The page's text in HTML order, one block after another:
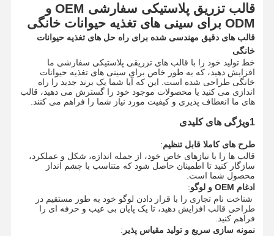
قالب تزریق پلاستیکی سفارشی OEM و
ODM برای سینی های تغذیه حیوانات خانگی
قالب های دقیق مهندسی شده برای راه حل های تغذیه حیوانات
خانگی
خط تولید خود را با قالب های تزریقی پلاستیکی سفارشی ما
افزایش دهید، که به طور خاص برای سینی های تغذیه حیوانات
خانگی طراحی شده است.
این که آیا شما یک برند جدید را راه
اندازی می کنید یا محصولات موجود خود را گسترش می دهید، قالب
های ما انعطاف پذیری و کیفیت مورد نیاز شما را فراهم می کنند.
1ویژگی های کلیدی
طرح های کاملا قابل تنظیم:
قالب ها را با نیازهای خاص خود، از جمله اندازه، شکل و عملکرد،
سازگار کنید تا اطمینان حاصل شود که متناسب با چشم انداز
محصول شما است.
ادغام OEM و لوگو
:
شناخت نام تجاری را با قرار دادن لوگو خود به طور مستقیم در
طراحی قالب افزایش دهید، تا یک پایان بی عیب و حرفه ای را
فراهم کنید.
نمونه سازی سریع و تولید مقیاس پذیر :